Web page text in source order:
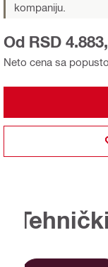
kompaniju.
Neto cena sa
Od RSD